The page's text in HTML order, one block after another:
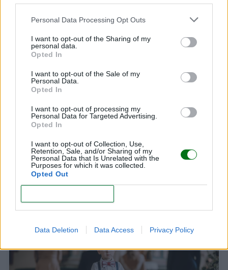
Personal Data Processing Opt Outs
I want to opt-out of the Sharing of my
personal data.
Opted In
I want to opt-out of the Sale of my
Personal Data.
Opted In
I want to opt-out of processing my
Personal Data for Targeted Advertising.
Opted In
I want to opt-out of Collection, Use,
Retention, Sale, and/or Sharing of my
Personal Data that Is Unrelated with the
Purposes for which it was collected.
Opted Out
Data Deletion Data Access Privacy Policy
Hacks de mamás que facilitan la crianza
Lo que una mamá aporta a la humanidad desde
LEER